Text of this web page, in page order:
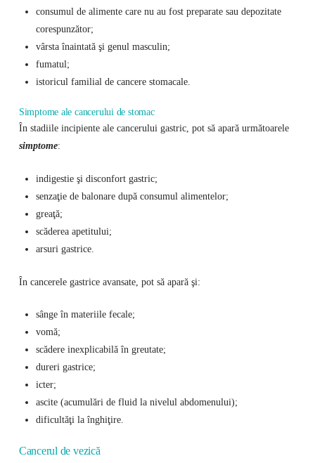
consumul de alimente care nu au fost preparate sau depozitate
corespunzător;
vârsta înaintată şi genul masculin;
fumatul;
istoricul familial de cancere stomacale.
Simptome ale cancerului de stomac
În stadiile incipiente ale cancerului gastric, pot să apară următoarele
simptome:
indigestie şi disconfort gastric;
senzaţie de balonare după consumul alimentelor;
greaţă;
scăderea apetitului;
arsuri gastrice.
În cancerele gastrice avansate, pot să apară şi:
sânge în materiile fecale;
vomă;
scădere inexplicabilă în greutate;
dureri gastrice;
icter;
ascite (acumulări de fluid la nivelul abdomenului);
dificultăţi la înghiţire.
Cancerul de vezică